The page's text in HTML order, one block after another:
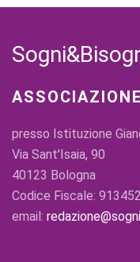
presso Istituzione
Via Sant'Isaia, 90
40123 Bologna
Codice Fiscale:
email: